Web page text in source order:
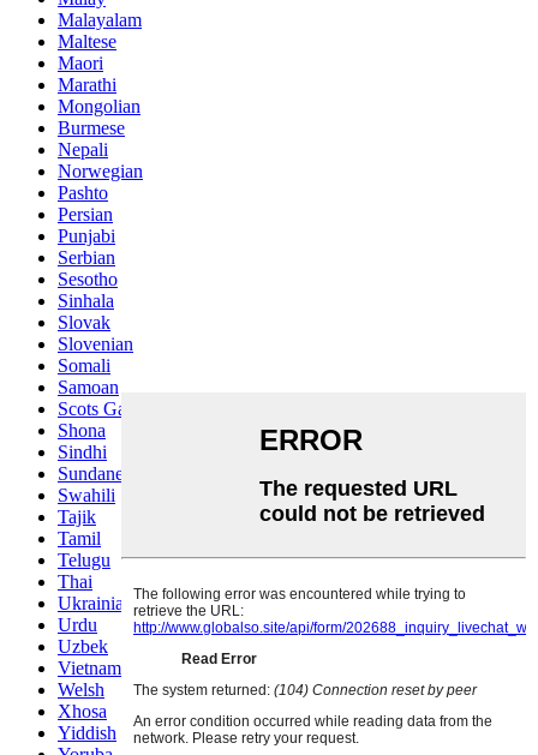
Malayalam
Maltese
Maori
Marathi
Mongolian
Burmese
Nepali
Norwegian
Pashto
Persian
Punjabi
Serbian
Sesotho
Sinhala
Slovak
Slovenian
Somali
Samoan
Scots Gaelic
Shona
Sindhi
Sundanese
Swahili
Tajik
Tamil
Telugu
Thai
Ukrainian
Urdu
Uzbek
Vietnamese
Welsh
Xhosa
Yiddish